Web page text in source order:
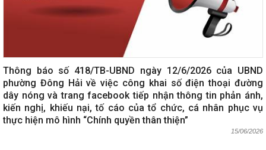
Thông báo số 418/TB-UBND ngày 12/6/2026 của UBND
phường Đông Hải về việc công khai số điện thoại đường
dây nóng và trang facebook tiếp nhận thông tin phản ánh,
kiến nghị, khiếu nại, tố cáo của tổ chức, cá nhân phục vụ
thực hiện mô hình “Chính quyền thân thiện”
15/06/2026